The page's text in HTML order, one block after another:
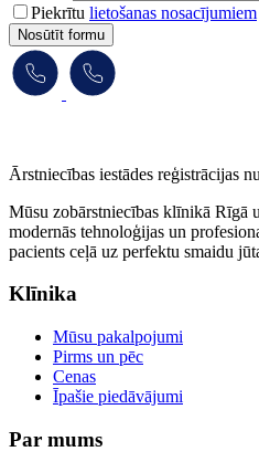
Piekrītu lietošanas nosacījumiem
Nosūtīt formu
Ārstniecības iestādes reģistrācijas
Mūsu zobārstniecības klīnikā Rīgā
modernās tehnoloģijas un
pacients ceļā uz perfektu smaidu
Klīnika
Mūsu pakalpojumi
Pirms un pēc
Cenas
Īpašie piedāvājumi
Par mums